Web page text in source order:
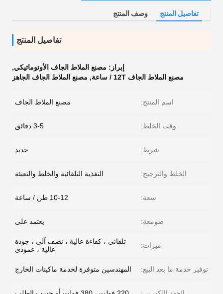
تفاصيل المنتج وصف المنتج
تفاصيل المنتج
إبراز: مصنع الملاط الجاف الأوتوماتيكي,
مصنع الملاط الجاف 12T / ساعة
, مصنع الملاط الجاف الجاهز
اسم المنتج: مصنع الملاط الجاف
وقت الخلط: 3-5 دقائق
شرط: جديد
الخلط والترجيح: التغذية التلقائية والخلط والتعبئة
سعة: 10-12 طن / ساعة
صومعة: يعتمد على
ميزات:
تلقائي ، كفاءة عالية ، نصف آلي ، جودة
عالية ، عمودي
توفير خدمة ما بعد البيع: المهندسين متوفرة لخدمة ماكينات الخارج